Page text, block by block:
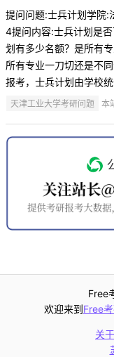
提问问题:士兵计划学
4提问内容:士兵计划是
划有多少名额？是所有
所有专业一刀切还是不
报考，士兵计划由学校
天津工业大学考研问题 本
Free
欢迎来到Free
关